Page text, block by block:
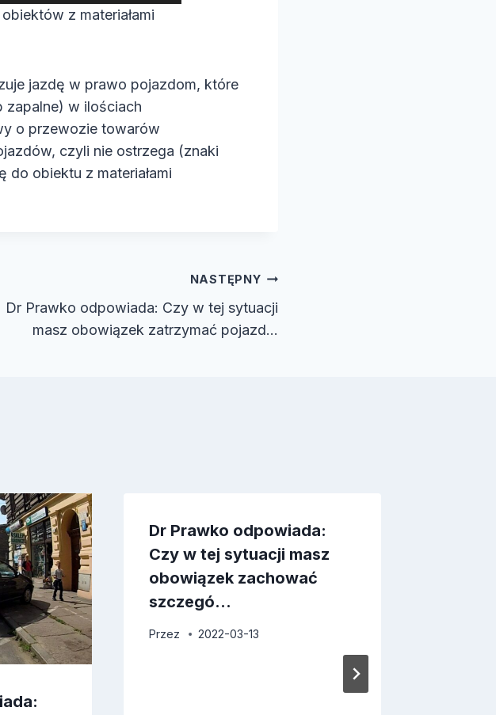
z materiałami
jazdę w prawo pojazdom, które
w ilościach
o przewozie towarów
czyli nie ostrzega (znaki
do obiektu z materiałami
NASTĘPNY
Dr Prawko odpowiada: Czy w tej sytuacji
masz obowiązek zatrzymać pojazd…
Dr Prawko odpowiada:
Czy w tej sytuacji masz
obowiązek zachować
szczegó…
Przez 2022-03-13